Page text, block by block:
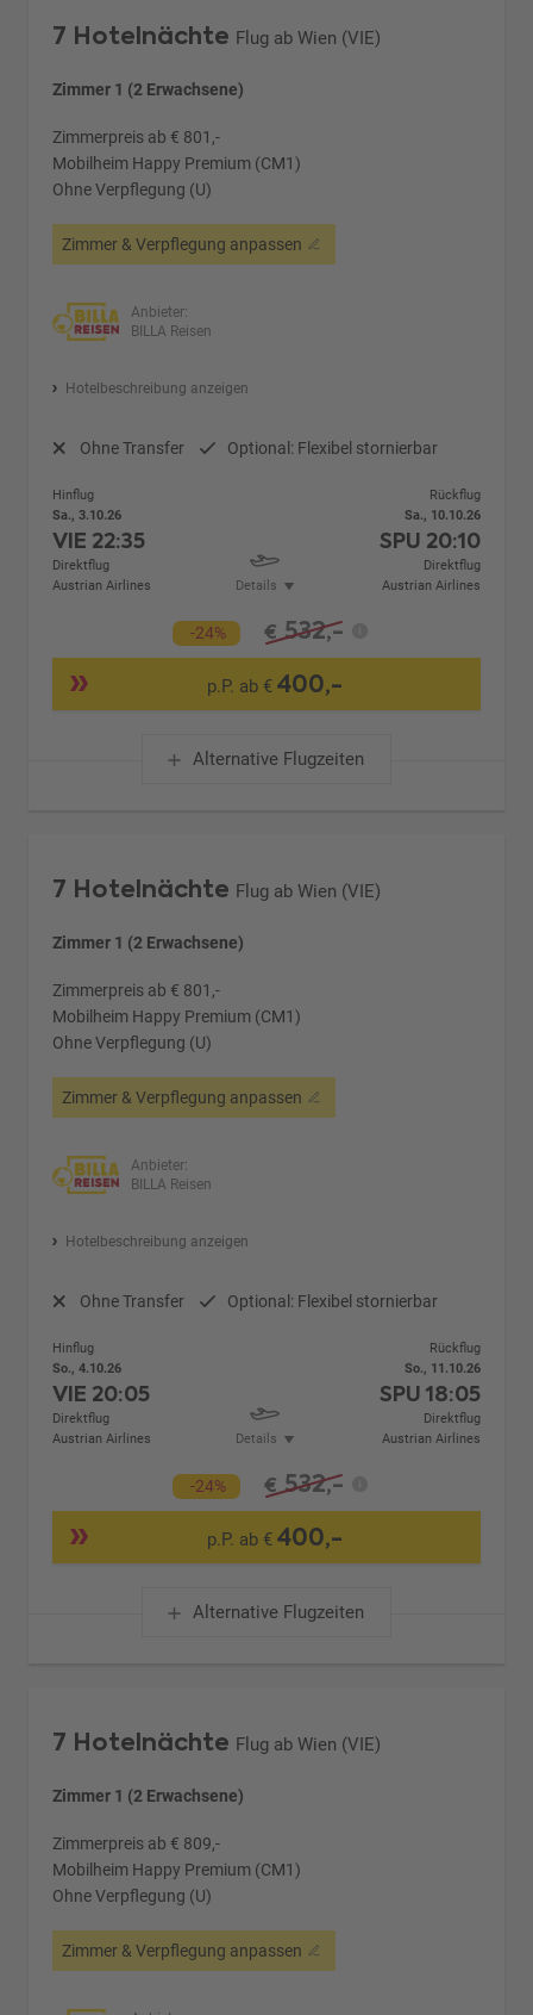
7 Hotelnächte Flug ab Wien (VIE)
Zimmer 1 (2 Erwachsene)
Zimmerpreis ab € 801,-
Mobilheim Happy Premium (CM1)
Ohne Verpflegung (U)
Zimmer & Verpflegung anpassen
Anbieter:
BILLA Reisen
Hotelbeschreibung anzeigen
Ohne Transfer Optional: Flexibel stornierbar
Hinflug
Sa., 3.10.26
VIE 22:35
Direktflug
Austrian Airlines
Details
Rückflug
Sa., 10.10.26
SPU 20:10
Direktflug
Austrian Airlines
-24% € 532,-
p.P. ab €400,-
Alternative Flugzeiten
7 Hotelnächte Flug ab Wien (VIE)
Zimmer 1 (2 Erwachsene)
Zimmerpreis ab € 801,-
Mobilheim Happy Premium (CM1)
Ohne Verpflegung (U)
Zimmer & Verpflegung anpassen
Anbieter:
BILLA Reisen
Hotelbeschreibung anzeigen
Ohne Transfer Optional: Flexibel stornierbar
Hinflug
So., 4.10.26
VIE 20:05
Direktflug
Austrian Airlines
Details
Rückflug
So., 11.10.26
SPU 18:05
Direktflug
Austrian Airlines
-24% € 532,-
p.P. ab €400,-
Alternative Flugzeiten
7 Hotelnächte Flug ab Wien (VIE)
Zimmer 1 (2 Erwachsene)
Zimmerpreis ab € 809,-
Mobilheim Happy Premium (CM1)
Ohne Verpflegung (U)
Zimmer & Verpflegung anpassen